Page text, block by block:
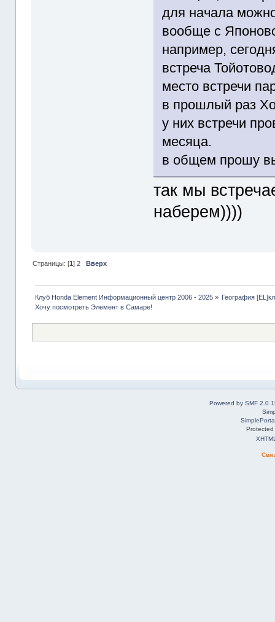
для начала
вообще с
например,
встреча
место встречи
в прошлый раз
у них встречи
месяца.
в общем прошу
так мы
наберем))))
Страницы: [1] 2 Вверх
Клуб Honda Element Информационный центр 2006 - 2025»
География
Хочу посмотреть Элемент в Cамаре!
Powered by SMF